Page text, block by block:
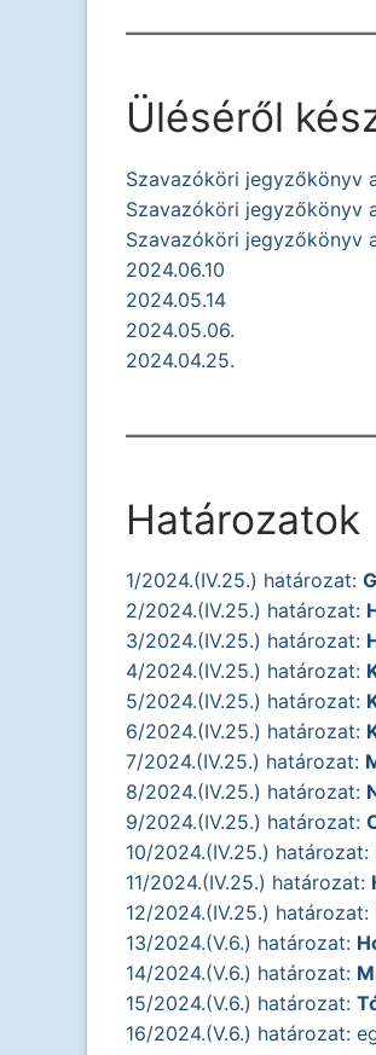
Üléséről
Szavazóköri jegyzőkönyv
Szavazóköri jegyzőkönyv
Szavazóköri jegyzőkönyv
2024.06.10
2024.05.14
2024.05.06.
2024.04.25.
Határozatok
1/2024.(IV.25.) határozat:
2/2024.(IV.25.) határozat:
3/2024.(IV.25.) határozat:
4/2024.(IV.25.) határozat:
5/2024.(IV.25.) határozat:
6/2024.(IV.25.) határozat:
7/2024.(IV.25.) határozat:
8/2024.(IV.25.) határozat:
9/2024.(IV.25.) határozat:
10/2024.(IV.25.) határozat:
11/2024.(IV.25.) határozat:
12/2024.(IV.25.) határozat:
13/2024.(V.6.) határozat:
14/2024.(V.6.) határozat:
15/2024.(V.6.) határozat:
16/2024.(V.6.) határozat: